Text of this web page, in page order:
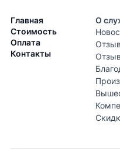
Главная
Стоимость
Оплата
Контакты
О